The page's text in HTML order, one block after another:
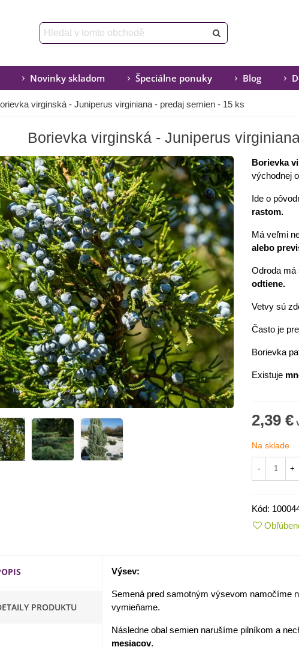
Novinky skladom Špeciálne ponuky Blog
virginská - Juniperus virginiana - predaj semien - 15 ks
BIO Kaleráb Dyna - Brassica
oleracea var....
- Tropaeolum nanum...
Čakanka Virtus F1 -
Cichorium intybus - predaj...
Borievka virginská - Juniperus
Borievka
východnej
Ide o
rastom.
Má veľmi
alebo
Odroda má
odtiene.
Vetvy sú
Často je
Borievka
Existuje
2,39 €
Na sklade
- +
Kód:
PRODUKTU
Výsev:
Semená pred samotným výsevom namočíme
vymieňame.
Následne obal semien narušíme pilníkom a
mesiacov.